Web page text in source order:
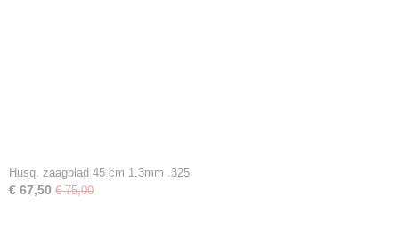
Husq. zaagblad 45 cm 1.3mm .325
€ 67,50 € 75,00